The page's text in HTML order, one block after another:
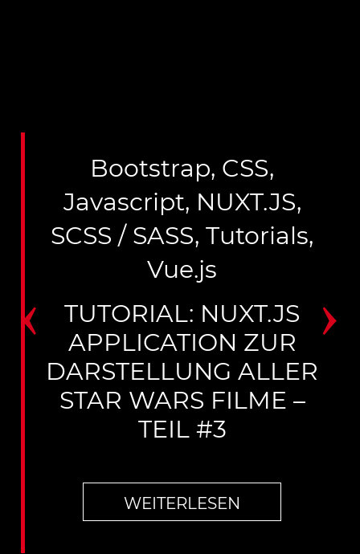
Bootstrap, CSS,
Javascript, NUXT.JS,
SCSS / SASS, Tutorials,
Vue.js
TUTORIAL: NUXT.JS
APPLICATION ZUR
DARSTELLUNG ALLER
STAR WARS FILME –
TEIL #2
WEITERLESEN
‹ ›